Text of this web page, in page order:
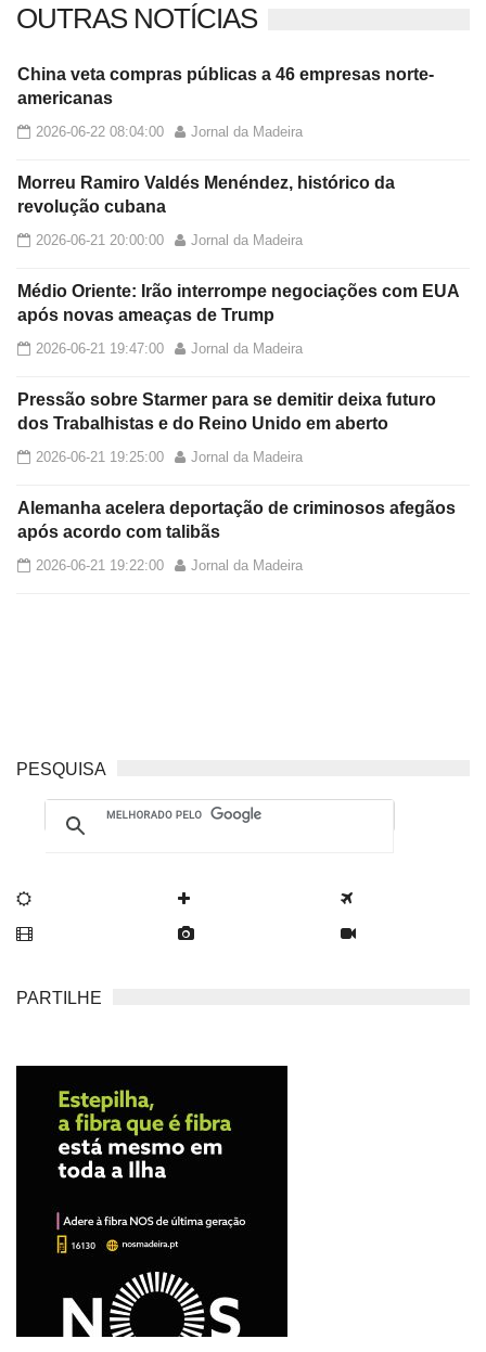
OUTRAS NOTÍCIAS
China veta compras públicas a 46 empresas norte-
americanas
2026-06-22 08:04:00 Jornal da Madeira
Morreu Ramiro Valdés Menéndez, histórico da
revolução cubana
2026-06-21 20:00:00 Jornal da Madeira
Médio Oriente: Irão interrompe negociações com EUA
após novas ameaças de Trump
2026-06-21 19:47:00 Jornal da Madeira
Pressão sobre Starmer para se demitir deixa futuro
dos Trabalhistas e do Reino Unido em aberto
2026-06-21 19:25:00 Jornal da Madeira
Alemanha acelera deportação de criminosos afegãos
após acordo com talibãs
2026-06-21 19:22:00 Jornal da Madeira
PESQUISA
PARTILHE